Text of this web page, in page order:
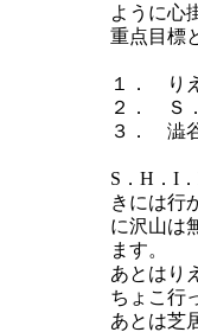
ように心
重点目標
１． り
２． Ｓ
３． 澁
S．H．I
きには行
に沢山は
ます。
あとはり
ちょこ行
あとは芝